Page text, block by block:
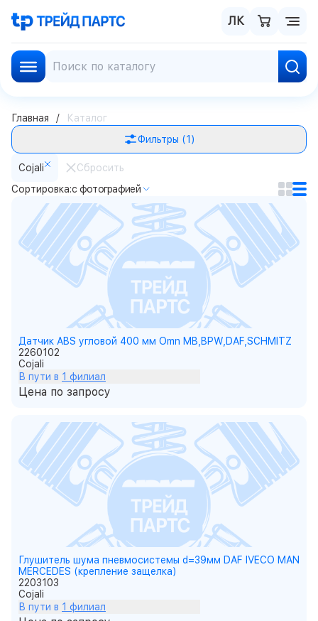
ЛК
Главная
Каталог
Фильтры (1)
Cojali
Сбросить
Сортировка:с фотографией
Датчик ABS угловой 400 мм Omn MB,BPW,DAF,SCHMITZ
2260102
Cojali
В пути в 1 филиал
Цена по запросу
Глушитель шума пневмосистемы d=39мм DAF IVECO MAN
MERCEDES (крепление защелка)
2203103
Cojali
В пути в 1 филиал